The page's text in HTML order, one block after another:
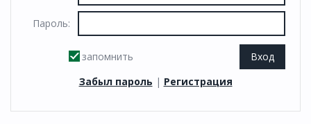
Пароль:
запомнить
Забыл пароль | Регистрация